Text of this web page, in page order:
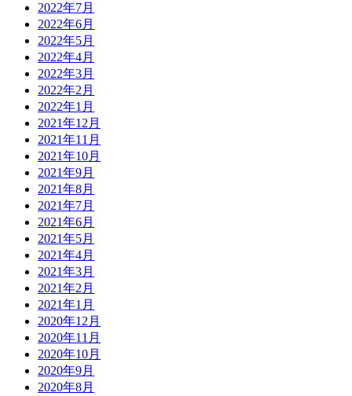
2022年7月
2022年6月
2022年5月
2022年4月
2022年3月
2022年2月
2022年1月
2021年12月
2021年11月
2021年10月
2021年9月
2021年8月
2021年7月
2021年6月
2021年5月
2021年4月
2021年3月
2021年2月
2021年1月
2020年12月
2020年11月
2020年10月
2020年9月
2020年8月